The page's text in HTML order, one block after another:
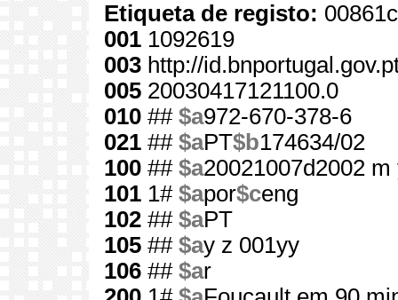
Etiqueta de registo:
001 1092619
003 http://
005 20030417121100.0
010 ## $a972-670-378-6
021 ## $aPT$b174634/02
100 ## $a20021007d2002
101 1# $apor$ceng
102 ## $aPT
105 ## $ay z 001yy
106 ## $ar